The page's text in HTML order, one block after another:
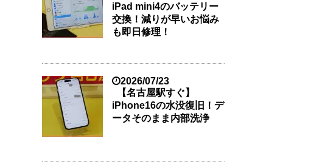
iPad mini4のバッテリー
交換！減りが早いお悩み
も即日修理！
2026/07/23
【名古屋駅すぐ】
iPhone16の水没復旧！デ
ータそのまま内部洗浄